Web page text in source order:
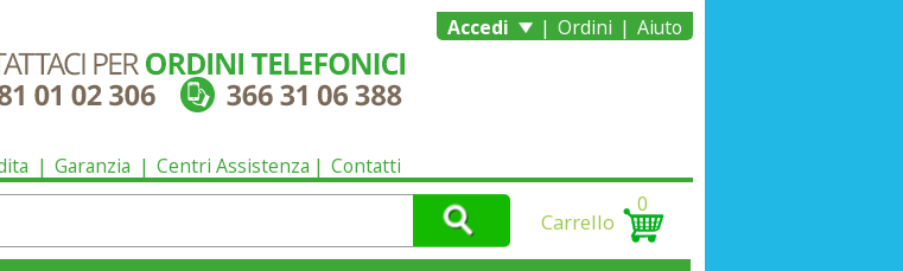
Garanzia Centri Assistenza Contatti
Accedi | Ordini | Aiuto
Carrello
0